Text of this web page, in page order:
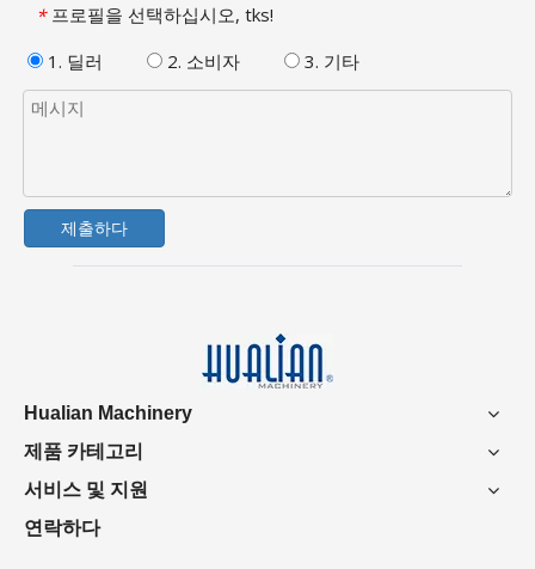
* 프로필을 선택하십시오, tks!
1. 딜러
2. 소비자 3. 기타
제출하다
Hualian Machinery
제품 카테고리
서비스 및 지원
연락하다